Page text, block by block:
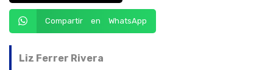
Compartir en WhatsApp
Liz Ferrer Rivera